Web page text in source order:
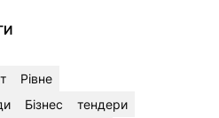
Рівне
Бізнес
тендери